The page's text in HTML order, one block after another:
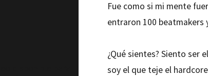
Fue como si mi mente
entraron 100 beatmakers
¿Qué sientes? Siento ser
soy el que teje el